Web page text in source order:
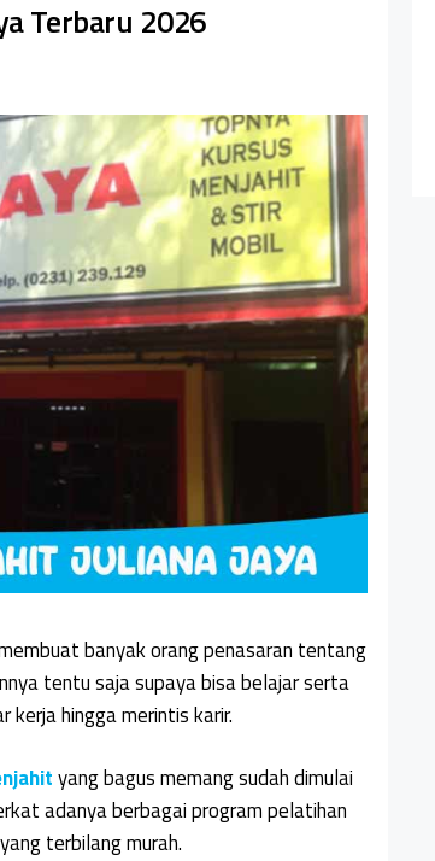
Terbaru 2026
banyak orang penasaran tentang
tentu saja supaya bisa belajar serta
hingga merintis karir.
yang bagus memang sudah dimulai
adanya berbagai program pelatihan
terbilang murah.